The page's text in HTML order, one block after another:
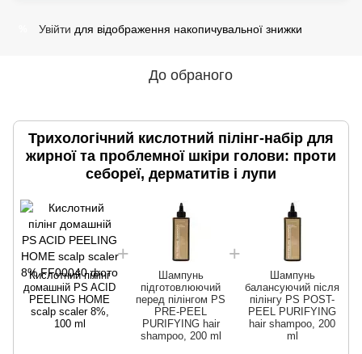
Увійти для відображення накопичувальної знижки
До обраного
Трихологічний кислотний пілінг-набір для
жирної та проблемної шкіри голови: проти
себореї, дерматитів і лупи
Кислотний пілінг
домашній PS ACID
PEELING HOME
scalp scaler 8%,
100 ml
Шампунь
підготовлюючий
перед пілінгом PS
PRE-PEEL
PURIFYING hair
shampoo, 200 ml
Шампунь
балансуючий після
пілінгу PS POST-
PEEL PURIFYING
hair shampoo, 200
ml